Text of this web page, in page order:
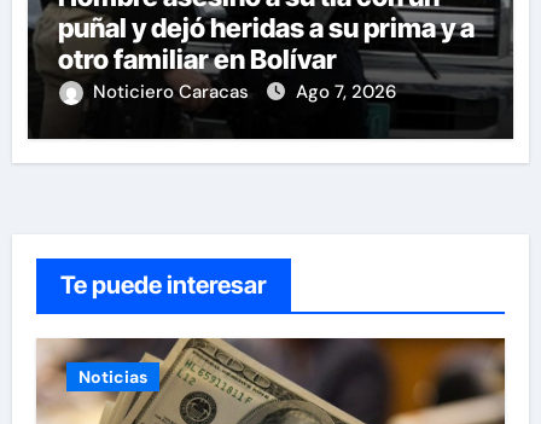
puñal y dejó heridas a su prima y a
otro familiar en Bolívar
Noticiero Caracas Ago 7, 2026
Te puede interesar
Noticias